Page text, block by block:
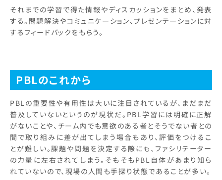
それまでの学習で得た情報やディスカッションをまとめ、発表
する。問題解決やコミュニケーション、プレゼンテーションに対
するフィードバックをもらう。
PBLのこれから
PBLの重要性や有用性は大いに注目されているが、まだまだ
普及していないというのが現状だ。PBL学習には明確に正解
がないことや、チーム内でも意欲のある者とそうでない者との
間で取り組みに差が出てしまう場合もあり、評価をつけるこ
とが難しい。課題や問題を決定する際にも、ファシリテーター
の力量に左右されてしまう。そもそもPBL自体があまり知ら
れていないので、現場の人間も手探り状態であることが多い。